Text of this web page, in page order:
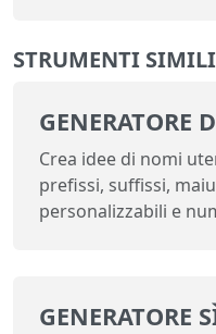
STRUMENTI SIMILI
GENERATORE
Crea idee di nomi
prefissi, suffissi,
personalizzabili e
GENERATORE